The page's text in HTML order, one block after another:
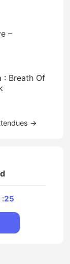
–
: Breath Of
→
25